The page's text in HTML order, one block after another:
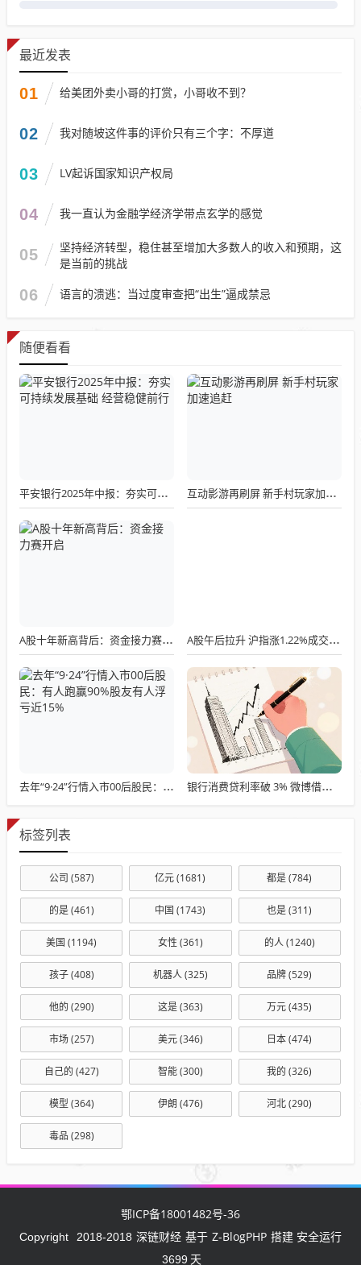
最近发表
01 给美团外卖小哥的打赏，小哥收不到？
02 我对随坡这件事的评价只有三个字：不厚道
03 LV起诉国家知识产权局
04 我一直认为金融学经济学带点玄学的感觉
05
坚持经济转型，稳住甚至增加大多数人的收入和预期，这
是当前的挑战
06 语言的溃逃：当过度审查把“出生”逼成禁忌
随便看看
平安银行2025年中报：夯实可持续发展基础 经营稳健前行 互动影游再刷屏 新手村玩家加速追赶
A股十年新高背后：资金接力赛开启 A股午后拉升 沪指涨1.22%成交缩至2万亿
去年“9·24”行情入市00后股民：有人跑赢90%股友有人浮亏近15% 银行消费贷利率破 3% 微博借钱实际年化超 36%？互联网小贷利率乱象调查
标签列表
公司 (587) 亿元(1681) 都是(784)
的是(461) 中国 (1743) 也是(311)
美国 (1194) 女性 (361) 的人(1240)
孩子(408) 机器人(325) 品牌(529)
他的 (290) 这是(363) 万元(435)
市场(257) 美元(346) 日本(474)
自己的 (427) 智能(300) 我的 (326)
模型 (364) 伊朗 (476) 河北(290)
毒品 (298)
鄂ICP备18001482号-36
Copyright 2018-2018 深链财经 基于 Z-BlogPHP 搭建 安全运行
3699 天